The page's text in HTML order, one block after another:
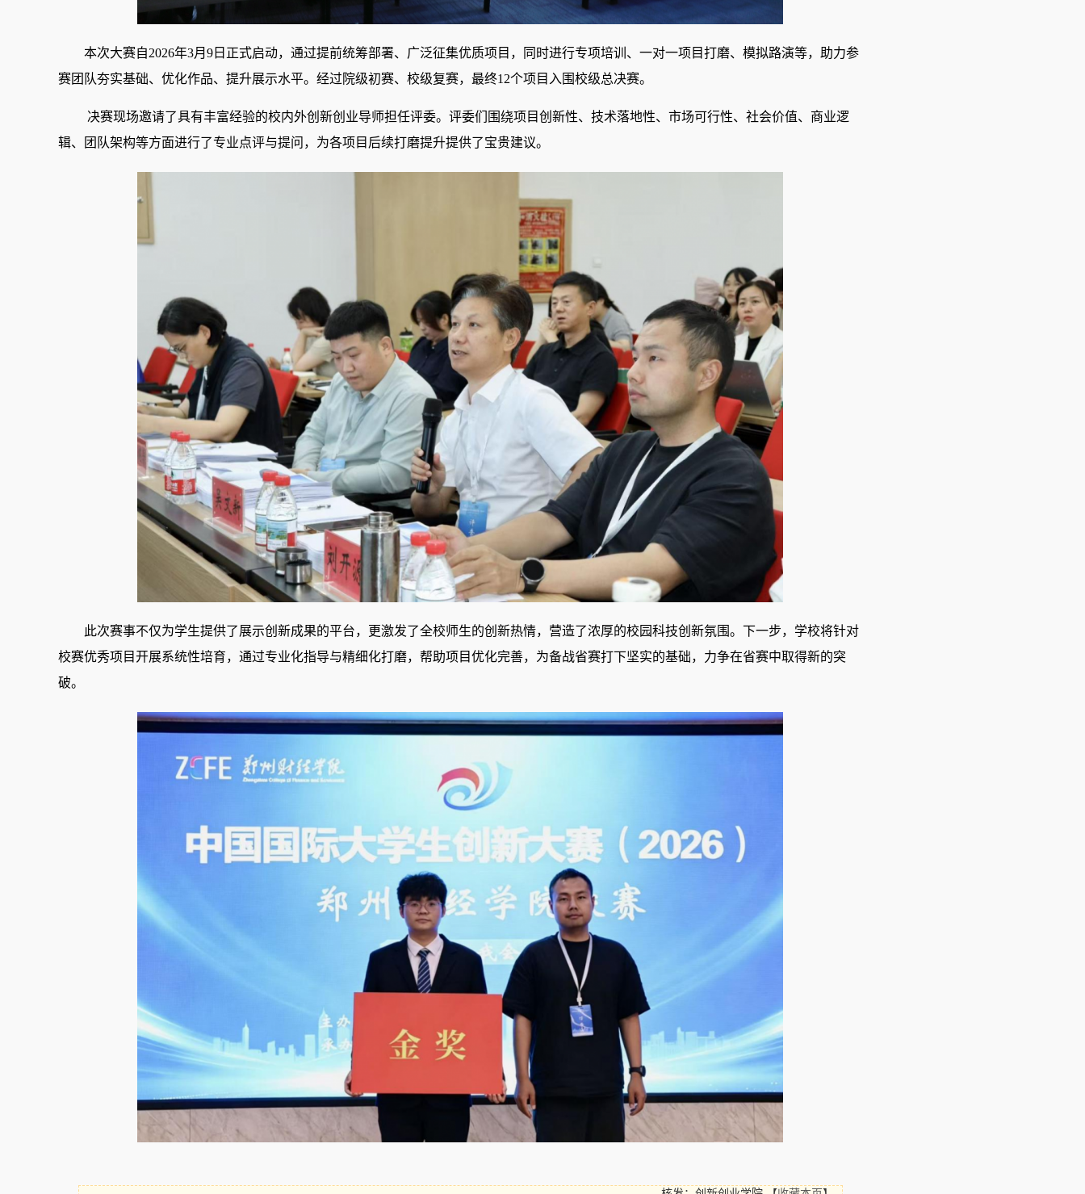
本次大赛自2026年3月9日正式启动，通过提前统筹部署、 广泛征集优质项目 ， 同时进行专项培训、一对一项目打磨、模拟路演等，助力参
赛团队夯实基础、优化作品、提升展示水平。 经过院级初赛、校级复赛，最终12个项目入围校级总决赛。
决赛现场邀请了具有丰富经验的校内外创新创业导师担任评委。评委们 围绕项目创新性、技术落地性、市场可行性、社会价值、商业逻
辑、团队架构等方面进行了专业点评与提问，为各项目后续打磨提升提供了宝贵建议。
此次赛事不仅为学生提供了展示创新成果的平台，更激发了全校师生的创新热情，营造了浓厚的校园科技创新氛围。 下一步，学校将针对
校赛优秀项目开展系统性培育，通过专业化指导与精细化打磨，帮助项目优化完善，为备战省赛打下坚实的基础，力争在省赛中取得新的突
破。